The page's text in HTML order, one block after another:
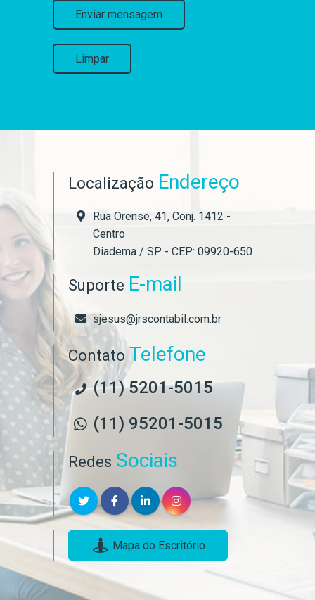
Enviar mensagem
Limpar
Localização Endereço
Rua Orense, 41, Conj. 1412 -
Centro
Diadema / SP - CEP: 09920-650
Suporte E-mail
sjesus@jrscontabil.com.br
Contato Telefone
(11) 5201-5015
(11) 95201-5015
Redes Sociais
Mapa do Escritório